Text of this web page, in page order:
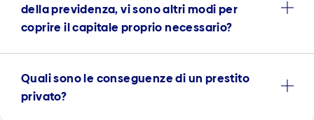
della previdenza, vi sono altri modi per
coprire il capitale proprio necessario?
Quali sono le conseguenze di un prestito
privato?